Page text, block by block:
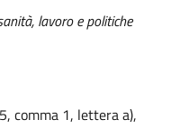
lavoro e politiche
comma 1, lettera a),